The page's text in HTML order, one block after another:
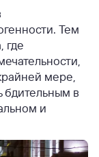
Тем
где
мере,
бдительным в
и